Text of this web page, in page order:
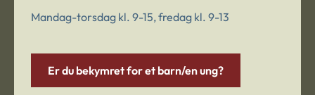
Mandag-torsdag kl. 9-15, fredag kl. 9-13
Er du bekymret for et barn/en ung?